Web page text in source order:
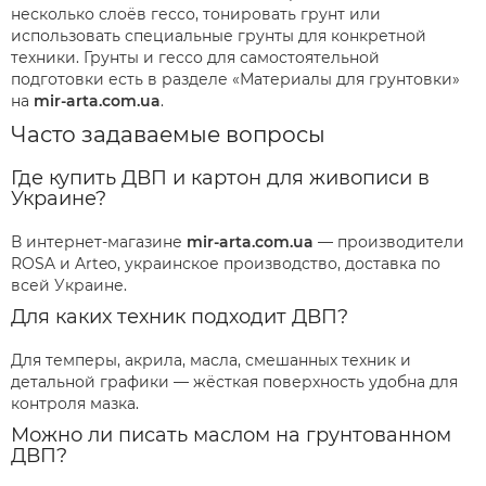
несколько слоёв гессо, тонировать грунт или
использовать специальные грунты для конкретной
техники. Грунты и гессо для самостоятельной
подготовки есть в разделе «Материалы для грунтовки»
на mir-arta.com.ua.
Часто задаваемые вопросы
Где купить ДВП и картон для живописи в
Украине?
В интернет-магазине mir-arta.com.ua — производители
ROSA и Arteo, украинское производство, доставка по
всей Украине.
Для каких техник подходит ДВП?
Для темперы, акрила, масла, смешанных техник и
детальной графики — жёсткая поверхность удобна для
контроля мазка.
Можно ли писать маслом на грунтованном
ДВП?